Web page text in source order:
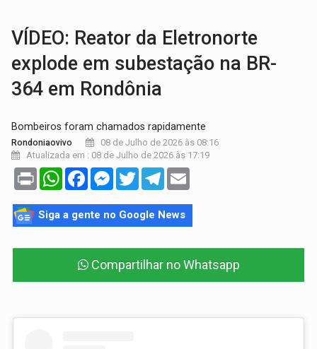
VÍDEO: ​Reator da Eletronorte
explode em subestação na BR-
364 em Rondônia
Bombeiros foram chamados rapidamente
Rondoniaovivo
08 de Julho de 2026 às 08:16
Atualizada em : 08 de Julho de 2026 às 17:19
Print WhatsAppFacebookMessenger
TwitterTelegram
Siga a gente no Google News
Compartilhar no Whatsapp